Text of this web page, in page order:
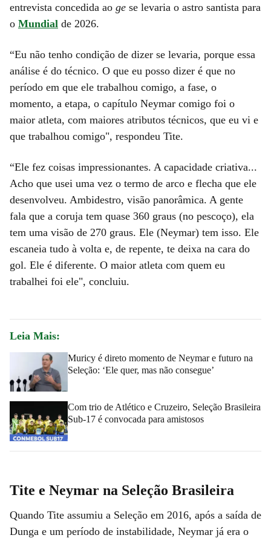
entrevista concedida ao ge se levaria o astro santista para
o Mundial de 2026.
“Eu não tenho condição de dizer se levaria, porque essa
análise é do técnico. O que eu posso dizer é que no
período em que ele trabalhou comigo, a fase, o
momento, a etapa, o capítulo Neymar comigo foi o
maior atleta, com maiores atributos técnicos, que eu vi e
que trabalhou comigo", respondeu Tite.
“Ele fez coisas impressionantes. A capacidade criativa...
Acho que usei uma vez o termo de arco e flecha que ele
desenvolveu. Ambidestro, visão panorâmica. A gente
fala que a coruja tem quase 360 graus (no pescoço), ela
tem uma visão de 270 graus. Ele (Neymar) tem isso. Ele
escaneia tudo à volta e, de repente, te deixa na cara do
gol. Ele é diferente. O maior atleta com quem eu
trabalhei foi ele", concluiu.
Leia Mais:
Muricy é direto momento de Neymar e futuro na
Seleção: ‘Ele quer, mas não consegue’
Com trio de Atlético e Cruzeiro, Seleção Brasileira
Sub-17 é convocada para amistosos
Tite e Neymar na Seleção Brasileira
Quando Tite assumiu a Seleção em 2016, após a saída de
Dunga e um período de instabilidade, Neymar já era o